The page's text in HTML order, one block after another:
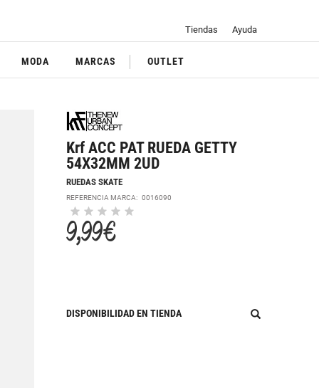
Tiendas Ayuda
MODA MARCAS OUTLET
Krf ACC PAT RUEDA GETTY
54X32MM 2UD
RUEDAS SKATE
REFERENCIA MARCA:0016090
9,99 €
DISPONIBILIDAD EN TIENDA